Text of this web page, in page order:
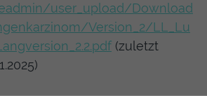
user_upload/Download
Version_2/LL_Lu
(zuletzt